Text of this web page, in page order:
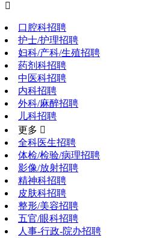

口腔科招聘
护士/护理招聘
妇科/产科/生殖招聘
药剂科招聘
中医科招聘
内科招聘
外科/麻醉招聘
儿科招聘
更多 
全科医生招聘
体检/检验/病理招聘
影像/放射招聘
精神科招聘
皮肤科招聘
整形/美容招聘
五官/眼科招聘
人事-行政-院办招聘